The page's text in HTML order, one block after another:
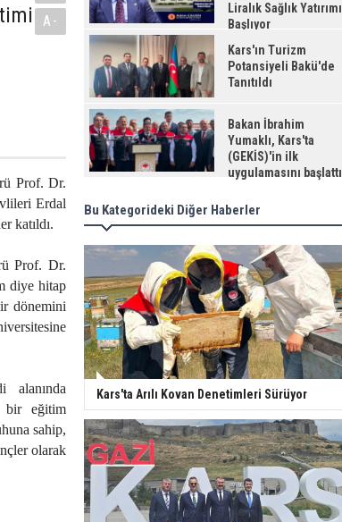
A-
Prof. Dr.
Erdal
katıldı.
Prof. Dr.
diye hitap
dönemini
alanında
bir eğitim
sahip,
olarak
Liralık Sağlık Yatırımı
Başlıyor
Kars'ın Turizm
Potansiyeli Bakü'de
Tanıtıldı
Bakan İbrahim
Yumaklı, Kars'ta
(GEKİS)'in ilk
uygulamasını başlattı
Bu Kategorideki Diğer Haberler
Kars'ta Arılı Kovan Denetimleri Sürüyor